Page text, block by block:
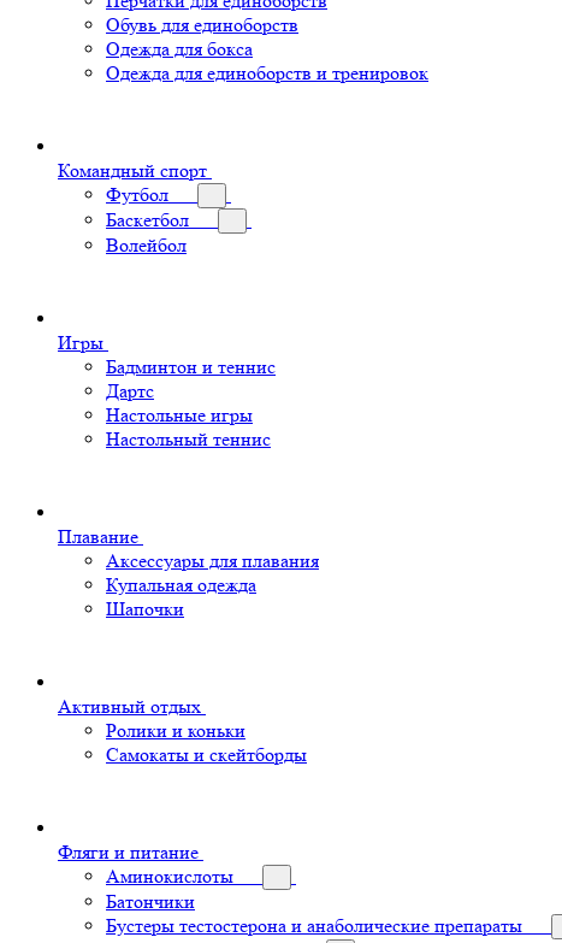
Обувь для единоборств
Одежда для бокса
Одежда для единоборств и тренировок
Командный спорт
Футбол
Баскетбол
Волейбол
Игры
Бадминтон и теннис
Дартс
Настольные игры
Настольный теннис
Плавание
Аксессуары для плавания
Купальная одежда
Шапочки
Активный отдых
Ролики и коньки
Самокаты и скейтборды
Фляги и питание
Аминокислоты
Батончики
Бустеры тестостерона и анаболические препараты